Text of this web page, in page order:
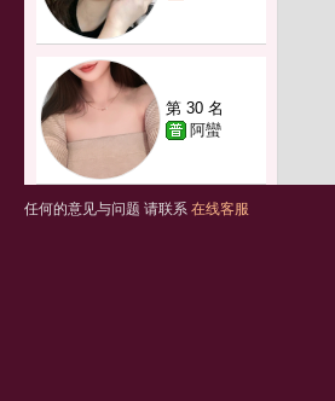
第 30 名
阿蠻
任何的意见与问题 请联系 在线客服